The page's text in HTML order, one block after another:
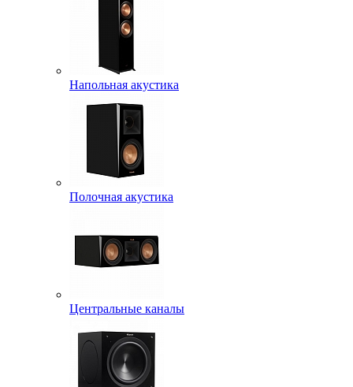
Напольная акустика
Полочная акустика
Центральные каналы